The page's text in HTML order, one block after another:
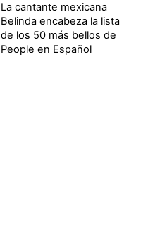
La cantante mexicana
Belinda encabeza la lista
de los 50 más bellos de
People en Español